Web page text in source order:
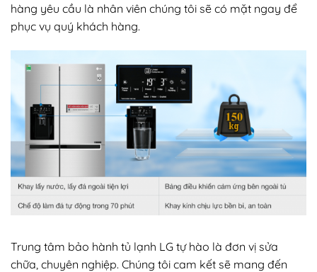
hàng yêu cầu là nhân viên chúng tôi sẽ có mặt ngay để
phục vụ quý khách hàng.
Trung tâm bảo hành tủ lạnh LG tự hào là đơn vị sửa
chữa, chuyên nghiệp. Chúng tôi cam kết sẽ mang đến